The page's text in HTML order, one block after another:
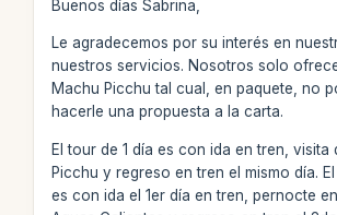
Buenos días Sabrina,
Le agradecemos por su interés en
nuestros servicios. Nosotros solo
Machu Picchu tal cual, en paquete, no
hacerle una propuesta a la carta.
El tour de 1 día es con ida en tren, visita
Picchu y regreso en tren el mismo día.
es con ida el 1er día en tren, pernocte